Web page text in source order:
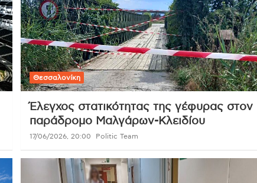
Θεσσαλονίκη
Έλεγχος στατικότητας της γέφυρας στον
παράδρομο Μαλγάρων-Κλειδίου
17/06/2026, 20:00 Politic Team